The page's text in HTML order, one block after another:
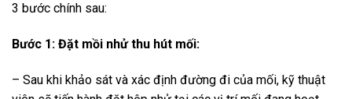
3 bước chính sau:
Bước 1: Đặt mồi nhử thu hút mối:
– Sau khi khảo sát và xác định đường đi của mối, kỹ thuật